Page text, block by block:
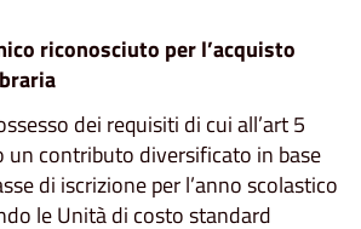
riconosciuto per l’acquisto
dei requisiti di cui all’art 5
un contributo diversificato in base
di iscrizione per l’anno scolastico
le Unità di costo standard